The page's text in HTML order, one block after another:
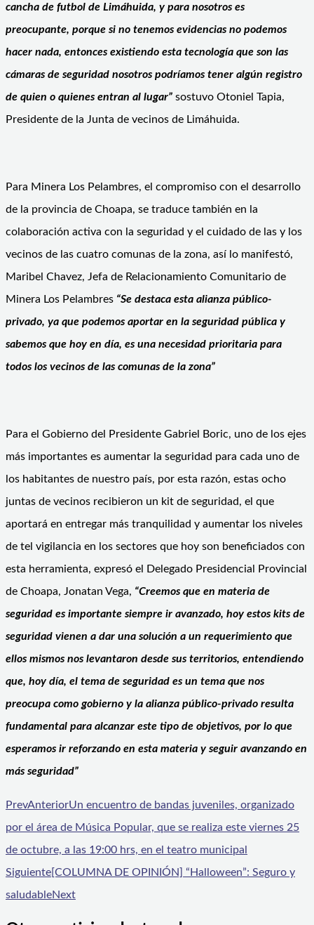
cancha de futbol de Limáhuida, y para nosotros es
preocupante, porque si no tenemos evidencias no podemos
hacer nada, entonces existiendo esta tecnología que son las
cámaras de seguridad nosotros podríamos tener algún registro
de quien o quienes entran al lugar” sostuvo Otoniel Tapia,
Presidente de la Junta de vecinos de Limáhuida.
Para Minera Los Pelambres, el compromiso con el desarrollo
de la provincia de Choapa, se traduce también en la
colaboración activa con la seguridad y el cuidado de las y los
vecinos de las cuatro comunas de la zona, así lo manifestó,
Maribel Chavez, Jefa de Relacionamiento Comunitario de
Minera Los Pelambres “Se destaca esta alianza público-
privado, ya que podemos aportar en la seguridad pública y
sabemos que hoy en día, es una necesidad prioritaria para
todos los vecinos de las comunas de la zona”
Para el Gobierno del Presidente Gabriel Boric, uno de los ejes
más importantes es aumentar la seguridad para cada uno de
los habitantes de nuestro país, por esta razón, estas ocho
juntas de vecinos recibieron un kit de seguridad, el que
aportará en entregar más tranquilidad y aumentar los niveles
de tel vigilancia en los sectores que hoy son beneficiados con
esta herramienta, expresó el Delegado Presidencial Provincial
de Choapa, Jonatan Vega, “Creemos que en materia de
seguridad es importante siempre ir avanzado, hoy estos kits de
seguridad vienen a dar una solución a un requerimiento que
ellos mismos nos levantaron desde sus territorios, entendiendo
que, hoy día, el tema de seguridad es un tema que nos
preocupa como gobierno y la alianza público-privado resulta
fundamental para alcanzar este tipo de objetivos, por lo que
esperamos ir reforzando en esta materia y seguir avanzando en
más seguridad”
PrevAnteriorUn encuentro de bandas juveniles, organizado
por el área de Música Popular, que se realiza este viernes 25
de octubre, a las 19:00 hrs, en el teatro municipal
Siguiente[COLUMNA DE OPINIÓN] “Halloween”: Seguro y
saludableNext